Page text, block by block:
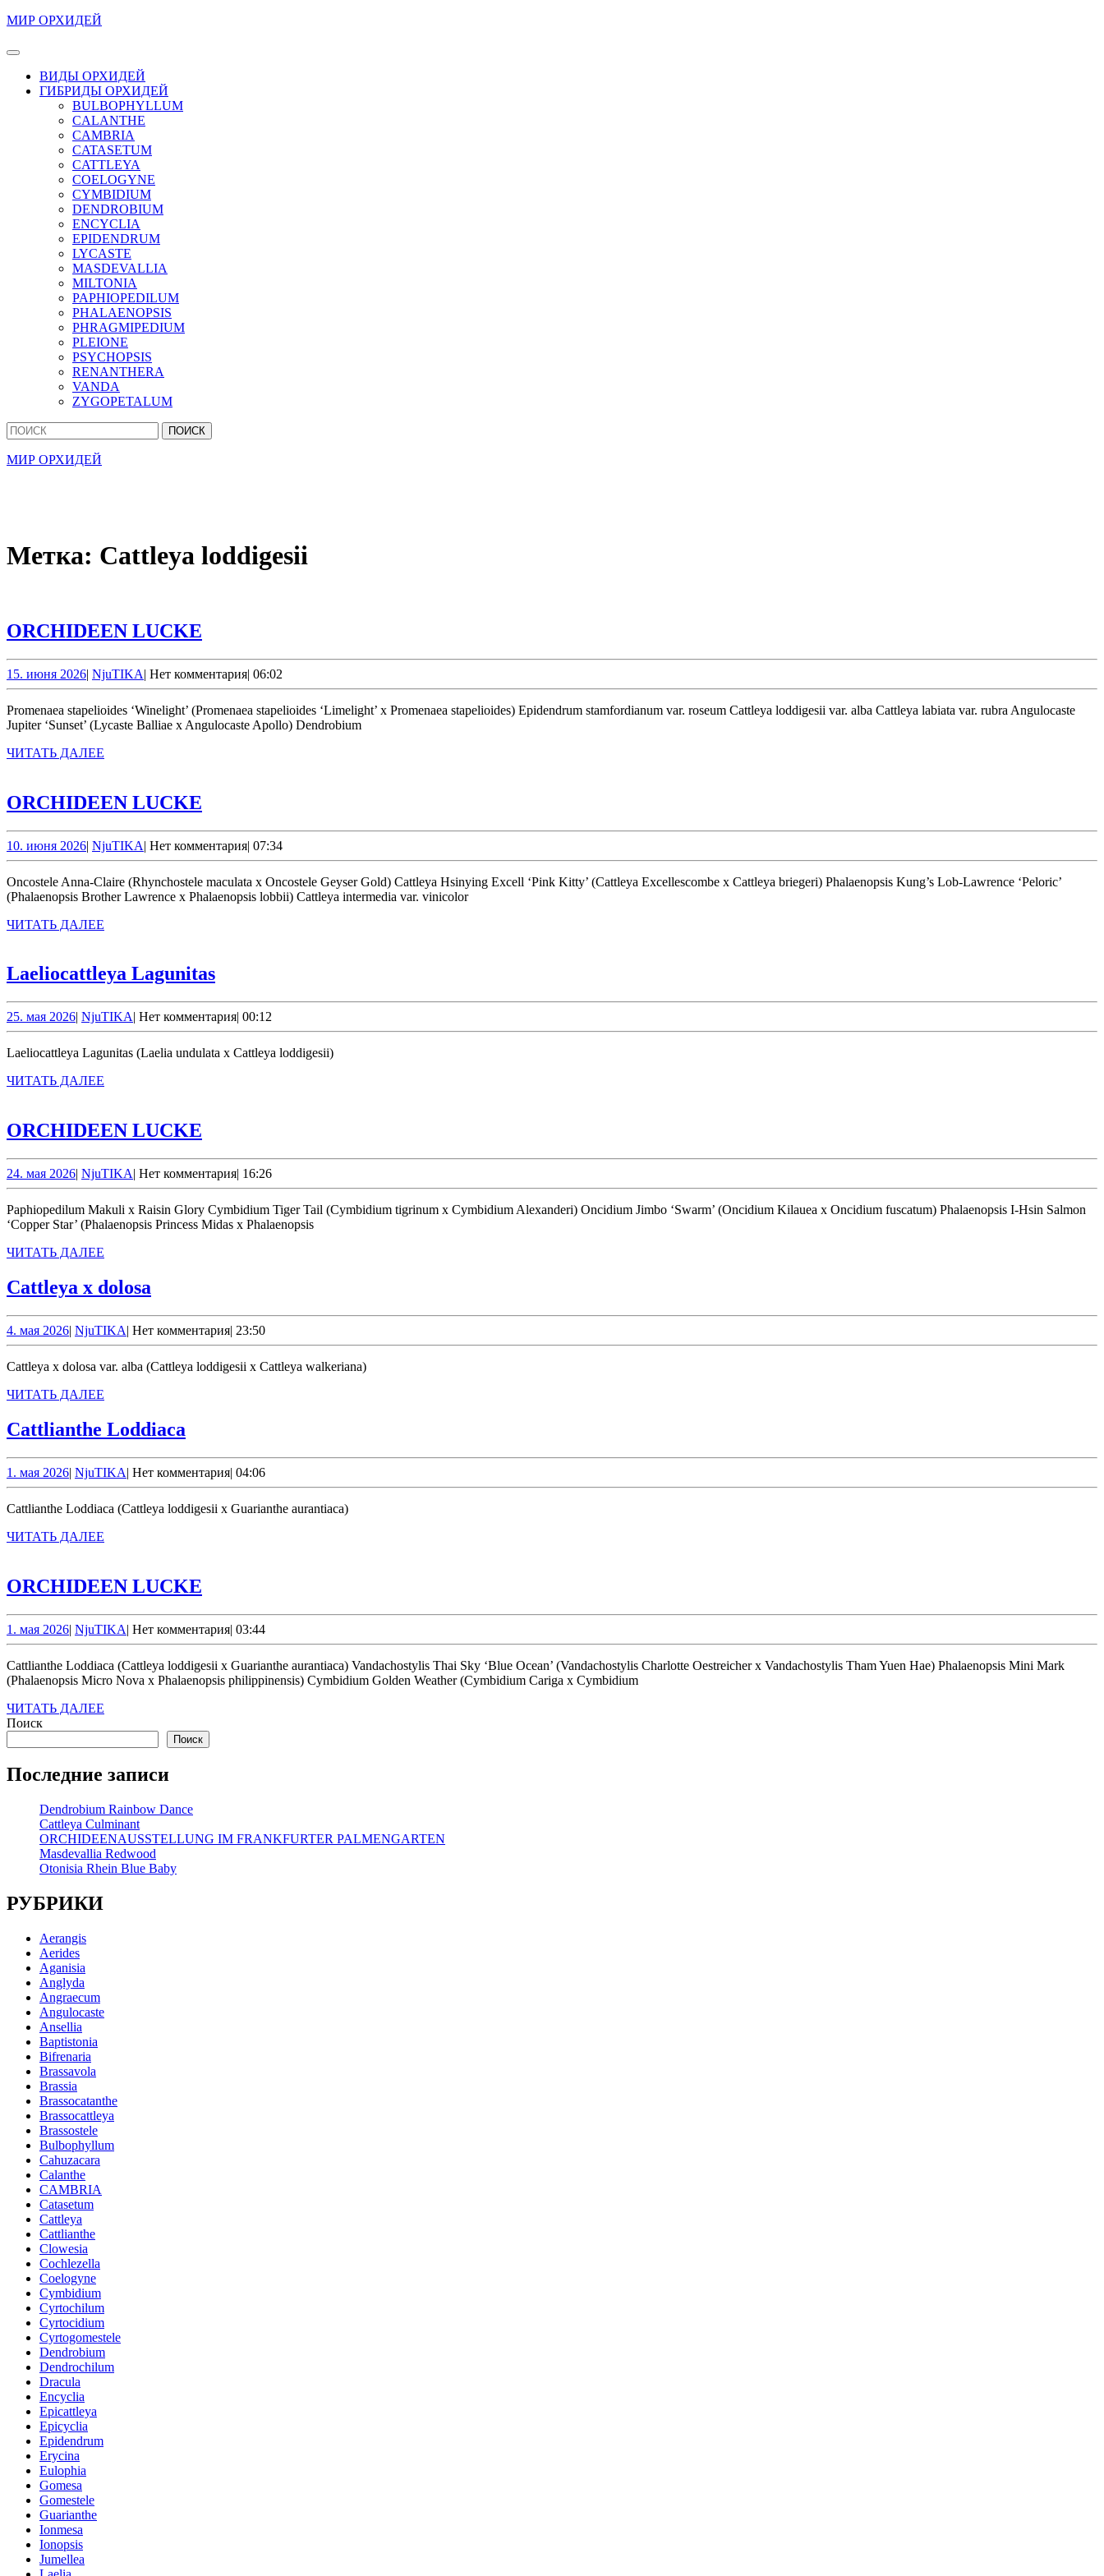
Перейти
содержимому
содержимому
МИР ОРХИДЕЙ
Кнопка
ОткрытьВИДЫ ОРХИДЕЙ
ГИБРИДЫ ОРХИДЕЙ
BULBOPHYLLUM
CALANTHE
CAMBRIA
CATASETUM
CATTLEYA
COELOGYNE
CYMBIDIUM
DENDROBIUM
ENCYCLIA
EPIDENDRUM
LYCASTE
MASDEVALLIA
MILTONIA
PAPHIOPEDILUM
PHALAENOPSIS
PHRAGMIPEDIUM
PLEIONE
PSYCHOPSIS
RENANTHERA
VANDA
ZYGOPETALUM
Кнопка
Закрыть
Найти:
МИР ОРХИДЕЙ
Метка: Cattleya loddigesii
ORCHIDEEN LUCKE
15. июня 202615.
июня
2026
| NjuTIKANjuTIKA
| Нет комментария| 06:02
Promenaea stapelioides ‘Winelight’ (Promenaea stapelioides ‘Limelight’ x Promenaea stapelioides) Epidendrum stamfordianum var. roseum Cattleya loddigesii var. alba Cattleya labiata var. rubra Angulocaste
Jupiter ‘Sunset’ (Lycaste Balliae x Angulocaste Apollo) Dendrobium
ЧИТАТЬ ДАЛЕЕ
ORCHIDEEN LUCKE
10. июня 202610.
июня
2026
| NjuTIKANjuTIKA
| Нет комментария| 07:34
Oncostele Anna-Claire (Rhynchostele maculata x Oncostele Geyser Gold) Cattleya Hsinying Excell ‘Pink Kitty’ (Cattleya Excellescombe x Cattleya briegeri) Phalaenopsis Kung’s Lob-Lawrence ‘Peloric’
(Phalaenopsis Brother Lawrence x Phalaenopsis lobbii) Cattleya intermedia var. vinicolor
ЧИТАТЬ ДАЛЕЕ
Laeliocattleya LagunitasLaeliocattleya
25. мая 202625.
мая
2026
| NjuTIKANjuTIKA
| Нет комментария| 00:12
Laeliocattleya Lagunitas (Laelia undulata x Cattleya loddigesii)
ЧИТАТЬ ДАЛЕЕ
ORCHIDEEN LUCKE
24. мая 202624.
мая
2026
| NjuTIKANjuTIKA
| Нет комментария| 16:26
Paphiopedilum Makuli х Raisin Glory Cymbidium Tiger Tail (Cymbidium tigrinum x Cymbidium Alexanderi) Oncidium Jimbo ‘Swarm’ (Oncidium Kilauea x Oncidium fuscatum) Phalaenopsis I-Hsin Salmon
‘Copper Star’ (Phalaenopsis Princess Midas x Phalaenopsis
ЧИТАТЬ ДАЛЕЕ
Cattleya x dolosa
dolosa
4. мая 20264.
мая
2026
| NjuTIKANjuTIKA
| Нет комментария| 23:50
Cattleya x dolosa var. alba (Cattleya loddigesii x Cattleya walkeriana)
ЧИТАТЬ ДАЛЕЕ
Cattlianthe Loddiaca
1. мая 20261.
мая
2026
| NjuTIKANjuTIKA
| Нет комментария| 04:06
Cattlianthe Loddiaca (Cattleya loddigesii x Guarianthe aurantiaca)
ЧИТАТЬ ДАЛЕЕ
ORCHIDEEN LUCKE
1. мая 20261.
мая
2026
| NjuTIKANjuTIKA
| Нет комментария| 03:44
Cattlianthe Loddiaca (Cattleya loddigesii x Guarianthe aurantiaca) Vandachostylis Thai Sky ‘Blue Ocean’ (Vandachostylis Charlotte Oestreicher x Vandachostylis Tham Yuen Hae) Phalaenopsis Mini Mark
(Phalaenopsis Micro Nova x Phalaenopsis philippinensis) Cymbidium Golden Weather (Cymbidium Cariga x Cymbidium
ЧИТАТЬ ДАЛЕЕ
Поиск
Поиск
Последние записи
Dendrobium Rainbow Dance
Cattleya Culminant
ORCHIDEENAUSSTELLUNG IM FRANKFURTER PALMENGARTEN
Masdevallia Redwood
Otonisia Rhein Blue Baby
РУБРИКИ
Aerangis
Aerides
Aganisia
Anglyda
Angraecum
Angulocaste
Ansellia
Baptistonia
Bifrenaria
Brassavola
Brassia
Brassocatanthe
Brassocattleya
Brassostele
Bulbophyllum
Cahuzacara
Calanthe
CAMBRIA
Catasetum
Cattleya
Cattlianthe
Clowesia
Cochlezella
Coelogyne
Cymbidium
Cyrtochilum
Cyrtocidium
Cyrtogomestele
Dendrobium
Dendrochilum
Dracula
Encyclia
Epicattleya
Epicyclia
Epidendrum
Erycina
Eulophia
Gomesa
Gomestele
Guarianthe
Ionmesa
Ionopsis
Jumellea